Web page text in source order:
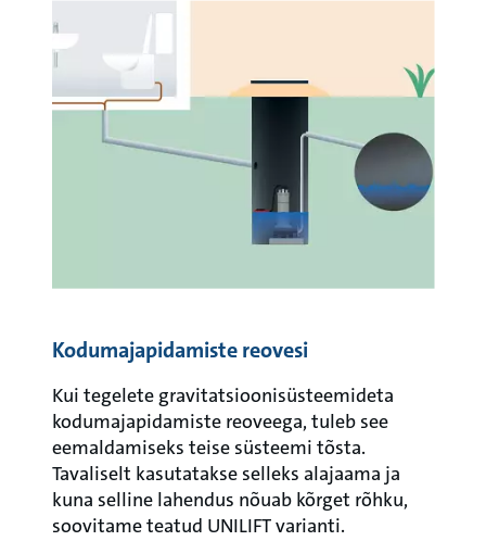
Kodumajapidamiste reovesi
Kui tegelete gravitatsioonisüsteemideta
kodumajapidamiste reoveega, tuleb see
eemaldamiseks teise süsteemi tõsta.
Tavaliselt kasutatakse selleks alajaama ja
kuna selline lahendus nõuab kõrget rõhku,
soovitame teatud UNILIFT varianti.